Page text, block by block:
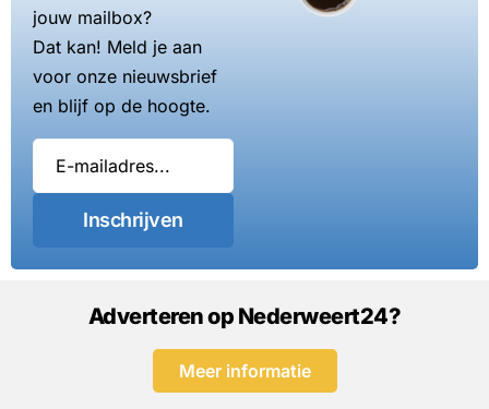
jouw mailbox?
Dat kan! Meld je aan
voor onze nieuwsbrief
en blijf op de hoogte.
Inschrijven
Adverteren op Nederweert24?
Meer informatie